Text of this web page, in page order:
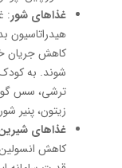
غذاهای شور:
کاهش جریان
شوند. به
ترشی، سس
زیتون، پنیر
غذاهای
کاهش